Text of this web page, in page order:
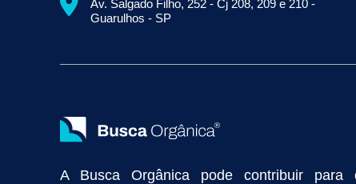
Empresa de Prospecção B2B
Marketing Industrial Marketing
Divulgação Online
Atração de Clientes
Anunciar na Internet
Captar Clientes Criação de Site para
Av. Salgado Filho, 252 - Cj 208, 209 e 210 -
Guarulhos - SP
A Busca Orgânica pode contribuir para